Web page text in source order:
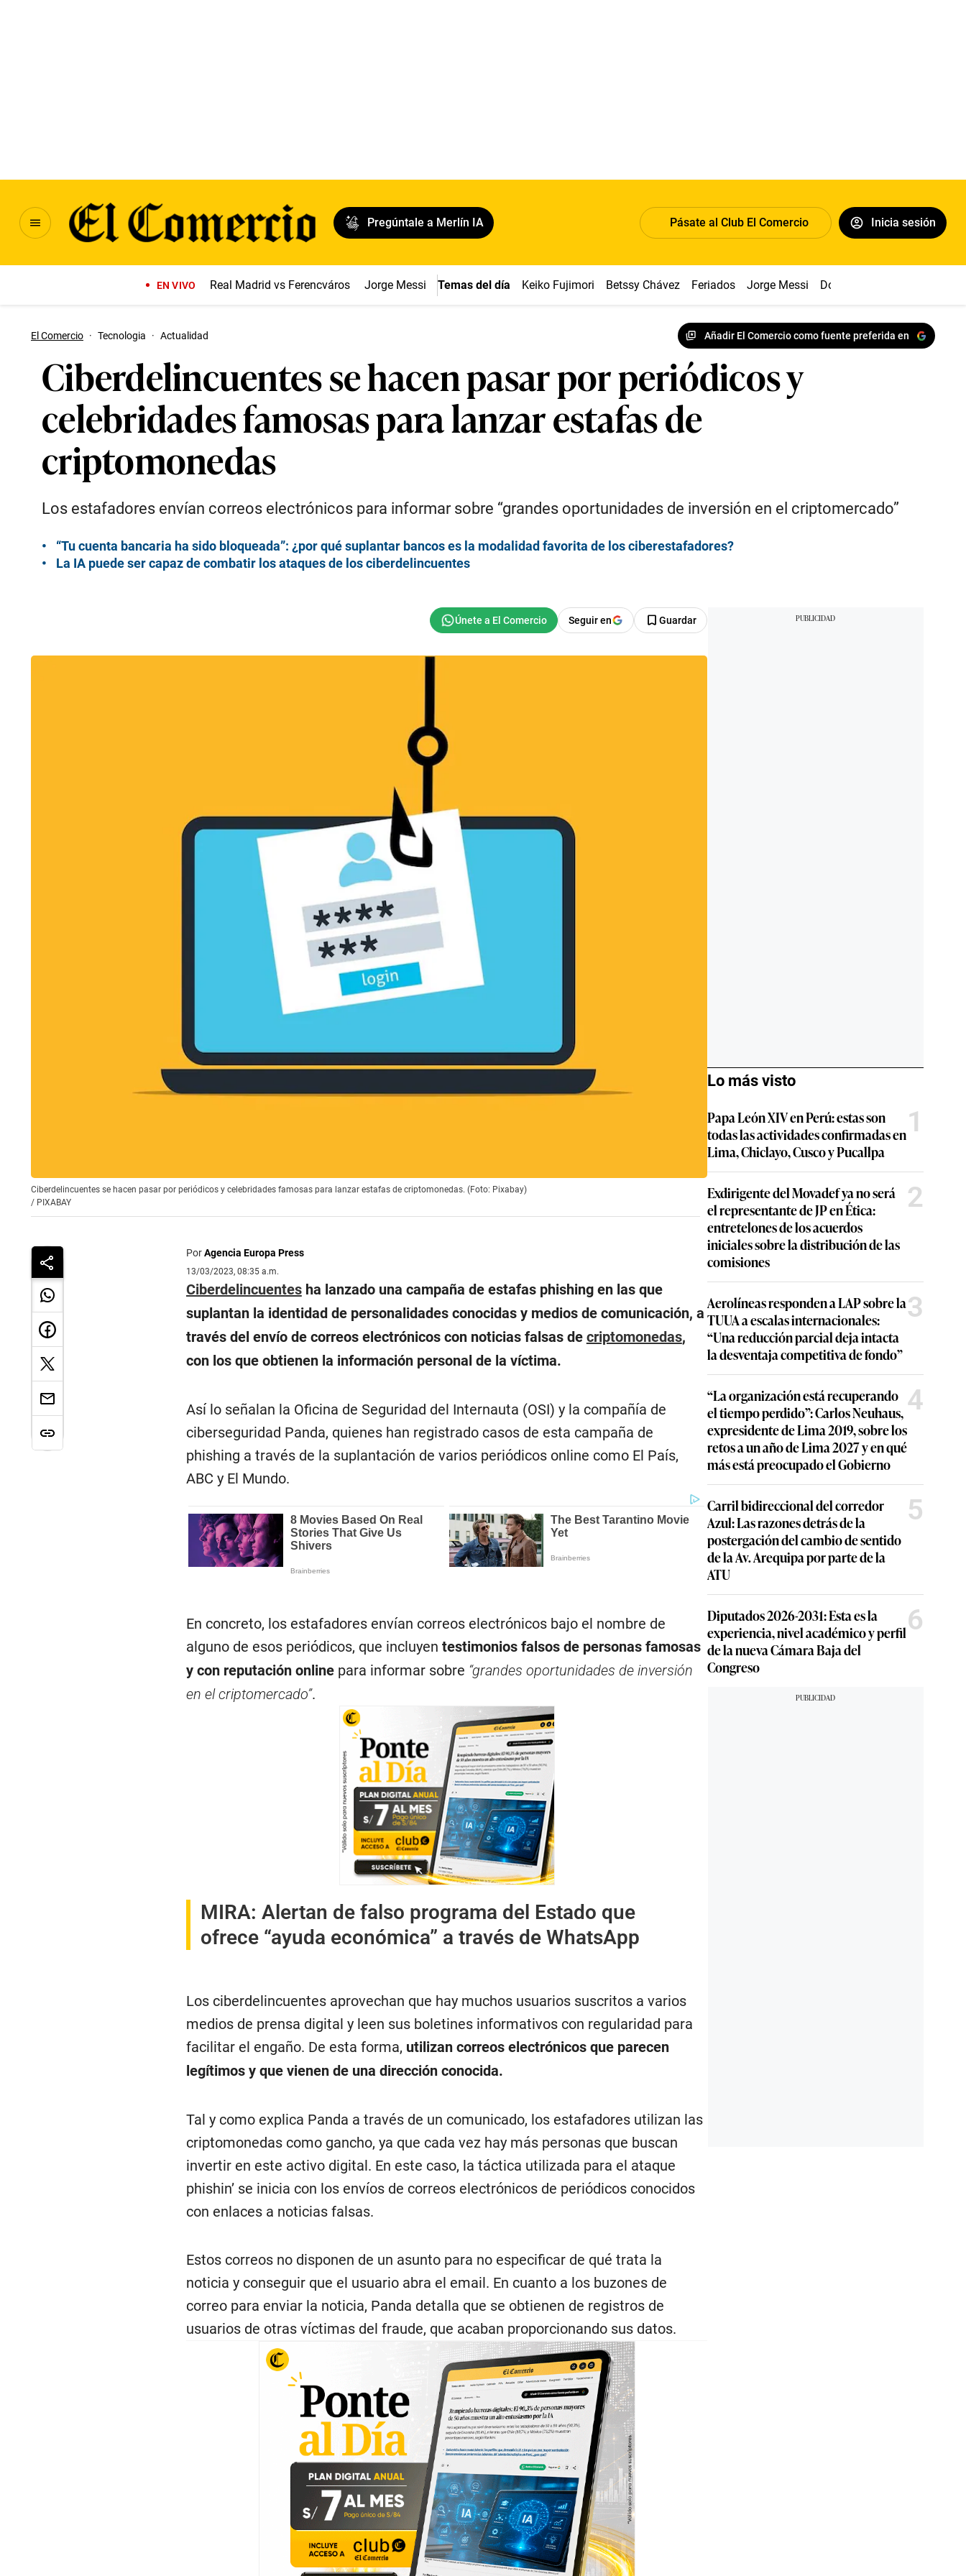
Pregúntale a Merlín IA Pásate al Club El Comercio Inicia sesión
EN VIVO Real Madrid vs Ferencváros Jorge Messi Temas del día Keiko Fujimori Betssy Chávez Feriados Jorge Messi Dólar
El Comercio · Tecnologia · Actualidad Añadir El Comercio como fuente preferida en
Ciberdelincuentes se hacen pasar por periódicos y
celebridades famosas para lanzar estafas de
criptomonedas
Los estafadores envían correos electrónicos para informar sobre “grandes oportunidades de inversión en el criptomercado”
“Tu cuenta bancaria ha sido bloqueada”: ¿por qué suplantar bancos es la modalidad favorita de los ciberestafadores?
La IA puede ser capaz de combatir los ataques de los ciberdelincuentes
Seguir en Guardar
Ciberdelincuentes se hacen pasar por periódicos y celebridades famosas para lanzar estafas de criptomonedas. (Foto: Pixabay)
/ PIXABAY
PorAgencia Europa Press
13/03/2023, 08:35 a.m.
Ciberdelincuentesha lanzado una campaña de estafas phishing en las que
suplantan la identidad de personalidades conocidas y medios de comunicación, a
través del envío de correos electrónicos con noticias falsas de criptomonedas,
con los que obtienen la información personal de la víctima.
Así lo señalan la Oficina de Seguridad del Internauta (OSI) y la compañía de
ciberseguridad Panda, quienes han registrado casos de esta campaña de
phishing a través de la suplantación de varios periódicos online como El País,
ABC y El Mundo.
En concreto, los estafadores envían correos electrónicos bajo el nombre de
alguno de esos periódicos, que incluyen testimonios falsos de personas famosas
y con reputación onlinepara informar sobre “grandes oportunidades de inversión
en el criptomercado”.
MIRA: Alertan de falso programa del Estado que
ofrece “ayuda económica” a través de WhatsApp
Los ciberdelincuentes aprovechan que hay muchos usuarios suscritos a varios
medios de prensa digital y leen sus boletines informativos con regularidad para
facilitar el engaño. De esta forma, utilizan correos electrónicos que parecen
legítimos y que vienen de una dirección conocida.
Tal y como explica Panda a través de un comunicado, los estafadores utilizan las
criptomonedas como gancho, ya que cada vez hay más personas que buscan
invertir en este activo digital. En este caso, la táctica utilizada para el ataque
phishin’ se inicia con los envíos de correos electrónicos de periódicos conocidos
con enlaces a noticias falsas.
Estos correos no disponen de un asunto para no especificar de qué trata la
noticia y conseguir que el usuario abra el email. En cuanto a los buzones de
correo para enviar la noticia, Panda detalla que se obtienen de registros de
usuarios de otras víctimas del fraude, que acaban proporcionando sus datos.
Lo más visto
Papa León XIV en Perú: estas son
todas las actividades confirmadas en
Lima, Chiclayo, Cusco y Pucallpa
1
Exdirigente del Movadef ya no será
el representante de JP en Ética:
entretelones de los acuerdos
iniciales sobre la distribución de las
comisiones
2
Aerolíneas responden a LAP sobre la
TUUA a escalas internacionales:
“Una reducción parcial deja intacta
la desventaja competitiva de fondo”
3
“La organización está recuperando
el tiempo perdido”: Carlos Neuhaus,
expresidente de Lima 2019, sobre los
retos a un año de Lima 2027 y en qué
más está preocupado el Gobierno
4
Carril bidireccional del corredor
Azul: Las razones detrás de la
postergación del cambio de sentido
de la Av. Arequipa por parte de la
ATU
5
Diputados 2026-2031: Esta es la
experiencia, nivel académico y perfil
de la nueva Cámara Baja del
Congreso
6